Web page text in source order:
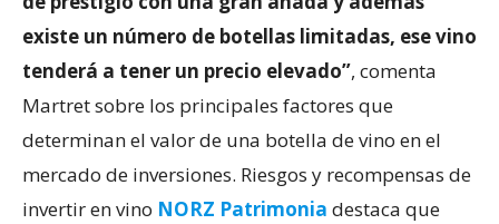
existe un número de botellas limitadas, ese vino
tenderá a tener un precio elevado”, comenta
Martret sobre los principales factores que
determinan el valor de una botella de vino en el
mercado de inversiones. Riesgos y recompensas de
invertir en vino NORZ Patrimonia destaca que